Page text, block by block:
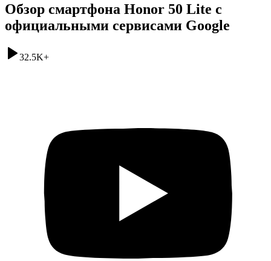
Обзор смартфона Honor 50 Lite с
официальными сервисами Google
32.5K+